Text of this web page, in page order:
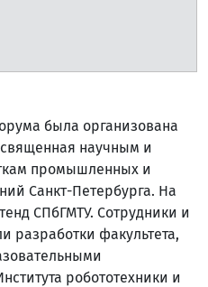
была организована
научным и
промышленных и
Санкт-Петербурга. На
СПбГМТУ. Сотрудники и
разработки факультета,
робототехники и